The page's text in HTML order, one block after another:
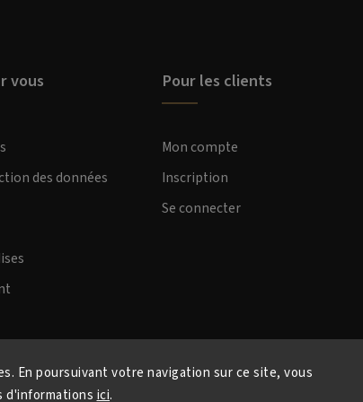
En poursuivant votre navigation sur ce site, vous
d'informations ici.
vous
des données
Pour les clients
Mon compte
Inscription
Se connecter